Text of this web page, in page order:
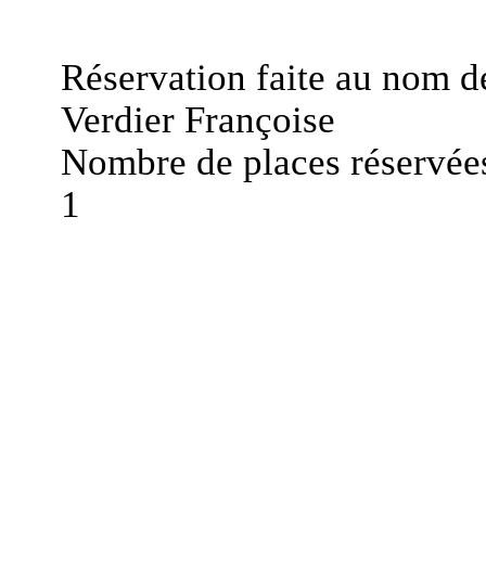
Réservation faite au nom
Verdier Françoise
Nombre de places
1